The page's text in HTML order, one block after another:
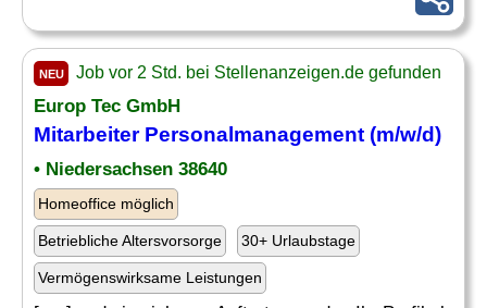
NEU Job vor 2 Std. bei Stellenanzeigen.de gefunden
Europ Tec GmbH
Mitarbeiter Personalmanagement (m/w/d)
• Niedersachsen 38640
Homeoffice möglich
Betriebliche Altersvorsorge 30+ Urlaubstage
Vermögenswirksame Leistungen